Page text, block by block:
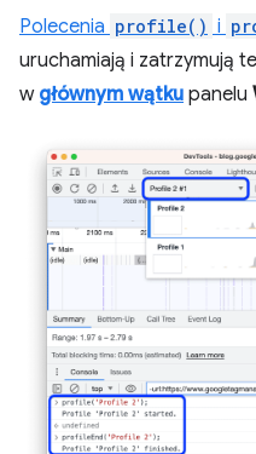
Polecenia profile() i
uruchamiają i zatrzymują
w głównym wątku panelu